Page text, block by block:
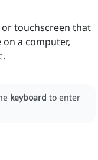
touchscreen that
a computer,
keyboard to enter